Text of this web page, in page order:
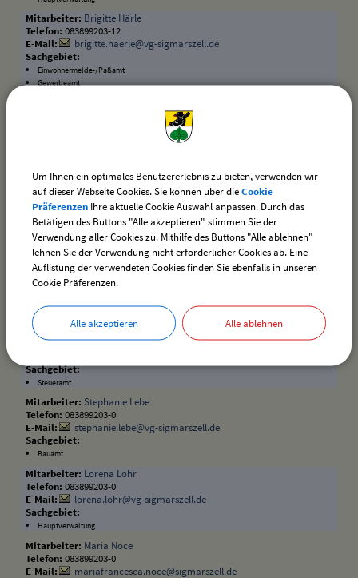
Brigitte Härle
083899203-12
brigitte.haerle@vg-sigmarszell.de
Einwohnermelde-/Paßamt
Gewerbeamt
gemeinde@hergensweiler.de
Maria Jäger
083899203-10
Geschäftsstellenleitung
Hauptverwaltung
Rebekka Kohler
083899203-18
rebekka.kohler@vg-sigmarszell.de
Einwohnermelde-/Paßamt
Anja Lang
083899203-45
Steueramt
Stephanie Lebe
083899203-0
stephanie.lebe@vg-sigmarszell.de
Bauamt
Lorena Lohr
083899203-0
lorena.lohr@vg-sigmarszell.de
Hauptverwaltung
Maria Noce
083899203-0
mariafrancesca.noce@sigmarszell.de
Um Ihnen ein optimales Benutzererlebnis zu bieten, verwenden wir
auf dieser Webseite Cookies. Sie können über dieCookie
Präferenzen Ihre aktuelle Cookie Auswahl anpassen. Durch das
Betätigen des Buttons "Alle akzeptieren" stimmen Sie der
Verwendung aller Cookies zu. Mithilfe des Buttons "Alle ablehnen"
lehnen Sie der Verwendung nicht erforderlicher Cookies ab. Eine
Auflistung der verwendeten Cookies finden Sie ebenfalls in unseren
Cookie Präferenzen.
Alle akzeptieren Alle ablehnen